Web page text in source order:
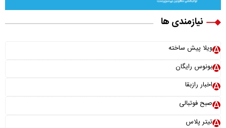
نیازمندی ها
ویلا پیش ساخته
بونوس رایگان
اخبار رازبقا
صبح فوتبالی
تیتر پلاس